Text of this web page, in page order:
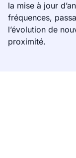
la mise à jour
fréquences,
l’évolution de
proximité.